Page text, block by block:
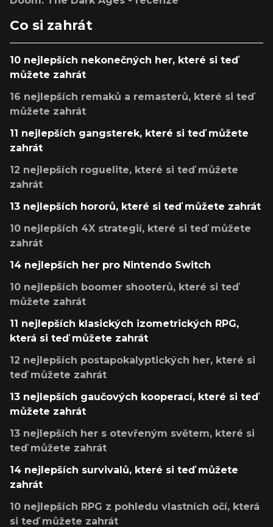
Co si zahrát
10 nejlepších nekonečných her, které si teď
můžete zahrát
16 nejlepších remaků a remasterů, které si teď
můžete zahrát
11 nejlepších gangsterek, které si teď můžete
zahrát
12 nejlepších roguelite, které si teď můžete
zahrát
13 nejlepších hororů, které si teď můžete zahrát
10 nejlepších 4X strategií, které si teď můžete
zahrát
14 nejlepších her pro Nintendo Switch
10 nejlepších boomer shooterů, které si teď
můžete zahrát
11 nejlepších klasických izometrických RPG,
která si teď můžete zahrát
12 nejlepších postapokalyptických her, které si
teď můžete zahrát
13 nejlepších gaučových kooperací, které si teď
můžete zahrát
13 nejlepších her s otevřeným světem, které si
teď můžete zahrát
14 nejlepších survivalů, které si teď můžete
zahrát
10 nejlepších RPG z pohledu vlastních očí, která
si teď můžete zahrát